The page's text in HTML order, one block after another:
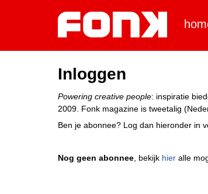
Inloggen
Powering creative people: inspiratie
2009. Fonk magazine is tweetalig
Ben je abonnee? Log dan hieronder in
Nog geen abonnee , bekijk hier alle